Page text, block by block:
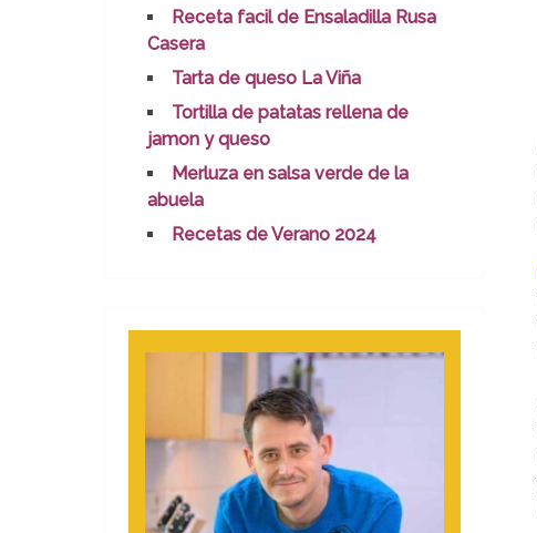
Receta facil de Ensaladilla Rusa
Casera
Tarta de queso La Viña
Tortilla de patatas rellena de
jamon y queso
Merluza en salsa verde de la
abuela
Recetas de Verano 2024